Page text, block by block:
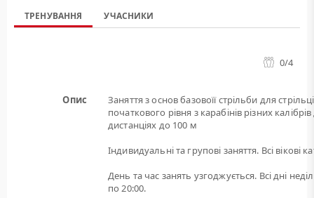
ТРЕНУВАННЯ УЧАСНИКИ
0/4
Опис
Заняття з основ базовоїї стрільби для
початкового рівня з карабінів різних
дистанціях до 100 м
Індивидуальні та групові заняття. Всі вікові
День та час занять узгоджується. Всі дні
по 20:00.